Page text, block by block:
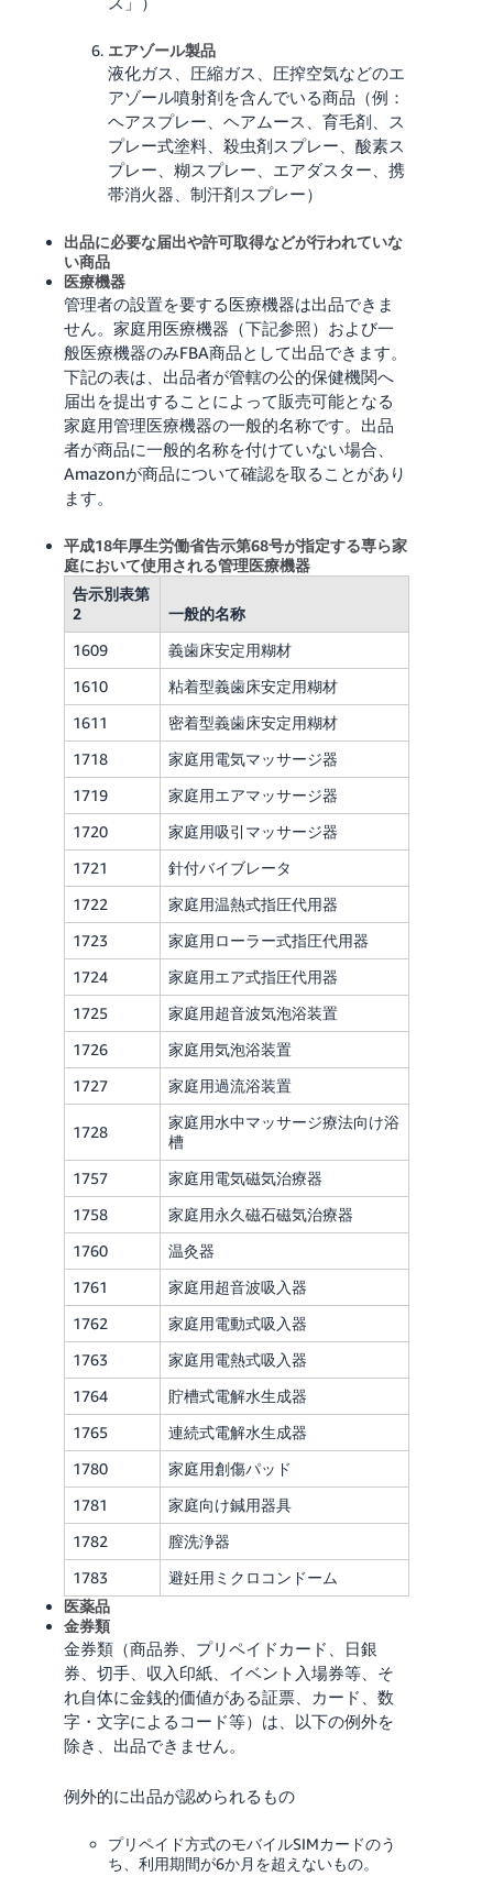
エアゾール製品
液化ガス、圧縮ガス、圧搾空気などのエ
アゾール噴射剤を含んでいる商品（例：
ヘアスプレー、ヘアムース、育毛剤、ス
プレー式塗料、殺虫剤スプレー、酸素ス
プレー、糊スプレー、エアダスター、携
帯消火器、制汗剤スプレー）
出品に必要な届出や許可取得などが行われていな
い商品
医療機器
管理者の設置を要する医療機器は出品できま
せん。家庭用医療機器（下記参照）および一
般医療機器のみFBA商品として出品できます。
下記の表は、出品者が管轄の公的保健機関へ
届出を提出することによって販売可能となる
家庭用管理医療機器の一般的名称です。出品
者が商品に一般的名称を付けていない場合、
Amazonが商品について確認を取ることがあり
ます。
平成18年厚生労働省告示第68号が指定する専ら家
庭において使用される管理医療機器
告示別表第
2
一般的名称
1609
義歯床安定用糊材
1610
粘着型義歯床安定用糊材
1611
密着型義歯床安定用糊材
1718
家庭用電気マッサージ器
1719
家庭用エアマッサージ器
1720
家庭用吸引マッサージ器
1721
針付バイブレータ
1722
家庭用温熱式指圧代用器
1723
家庭用ローラー式指圧代用器
1724
家庭用エア式指圧代用器
1725
家庭用超音波気泡浴装置
1726
家庭用気泡浴装置
1727
家庭用過流浴装置
1728
家庭用水中マッサージ療法向け浴
槽
1757
家庭用電気磁気治療器
1758
家庭用永久磁石磁気治療器
1760
温灸器
1761
家庭用超音波吸入器
1762
家庭用電動式吸入器
1763
家庭用電熱式吸入器
1764
貯槽式電解水生成器
1765
連続式電解水生成器
1780
家庭用創傷パッド
1781
家庭向け鍼用器具
1782
膣洗浄器
1783
避妊用ミクロコンドーム
医薬品
金券類
金券類（商品券、プリペイドカード、日銀
券、切手、収入印紙、イベント入場券等、そ
れ自体に金銭的価値がある証票、カード、数
字・文字によるコード等）は、以下の例外を
除き、出品できません。
例外的に出品が認められるもの
プリペイド方式のモバイルSIMカードのう
ち、利用期間が6か月を超えないもの。